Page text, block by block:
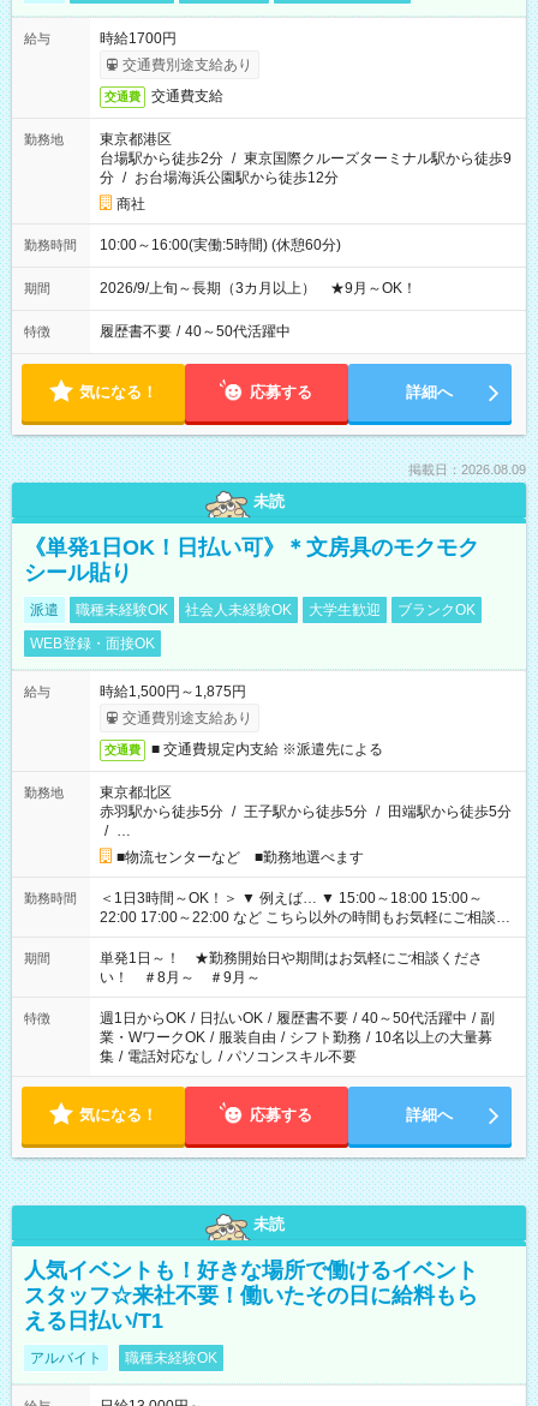
給与
時給1700円
交通費別途支給あり
交通費 交通費支給
勤務地
東京都港区
台場駅から徒歩2分 / 東京国際クルーズターミナル駅から徒歩9
分 / お台場海浜公園駅から徒歩12分
商社
勤務時間 10:00～16:00(実働:5時間) (休憩60分)
期間 2026/9/上旬～長期（3カ月以上） ★9月～OK！
特徴 履歴書不要 / 40～50代活躍中
気になる！ 応募する 詳細へ
掲載日：2026.08.09
未読
《単発1日OK！日払い可》＊文房具のモクモク
シール貼り
派遣 職種未経験OK 社会人未経験OK 大学生歓迎
ブランクOK
WEB登録・面接OK
給与
時給1,500円～1,875円
交通費別途支給あり
交通費 ■ 交通費規定内支給 ※派遣先による
勤務地
東京都北区
赤羽駅から徒歩5分 / 王子駅から徒歩5分 / 田端駅から徒歩5分
/ …
■物流センターなど ■勤務地選べます
勤務時間
＜1日3時間～OK！＞ ▼ 例えば… ▼ 15:00～18:00 15:00～
22:00 17:00～22:00 など こちら以外の時間もお気軽にご相談く
ださい！
期間
単発1日～！ ★勤務開始日や期間はお気軽にご相談くださ
い！ ＃8月～ ＃9月～
特徴 週1日からOK / 日払いOK / 履歴書不要 / 40～50代活躍中 / 副
業・WワークOK / 服装自由 / シフト勤務 / 10名以上の大量募
集 / 電話対応なし / パソコンスキル不要
気になる！ 応募する 詳細へ
未読
人気イベントも！好きな場所で働けるイベント
スタッフ☆来社不要！働いたその日に給料もら
える日払い/T1
アルバイト 職種未経験OK